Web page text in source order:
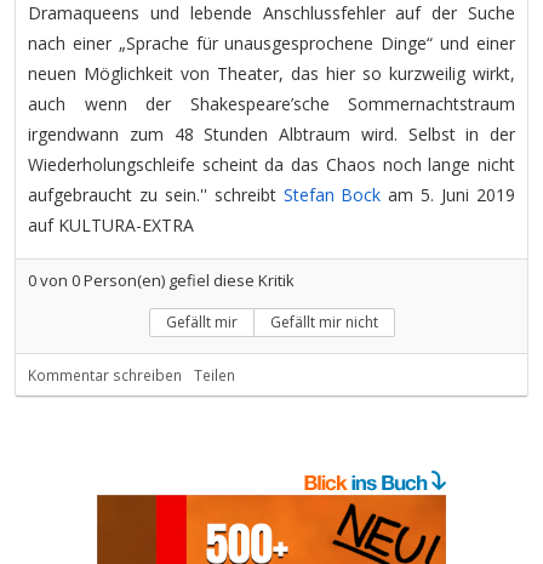
Dramaqueens und lebende Anschlussfehler auf der Suche
nach einer „Sprache für unausgesprochene Dinge“ und einer
neuen Möglichkeit von Theater, das hier so kurzweilig wirkt,
auch wenn der Shakespeare’sche Sommernachtstraum
irgendwann zum 48 Stunden Albtraum wird. Selbst in der
Wiederholungschleife scheint da das Chaos noch lange nicht
aufgebraucht zu sein.'' schreibt Stefan Bock am 5. Juni 2019
auf KULTURA-EXTRA
0von 0Person(en) gefiel diese Kritik
Gefällt mir Gefällt mir nicht
Kommentar schreiben Teilen